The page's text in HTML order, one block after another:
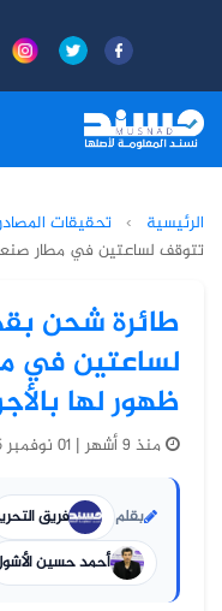
الرئيسية › تحقيقات
تتوقف لساعتين في مطار
لساعتين في
ظهور لها
منذ 9 أشهر | 01 نوفمبر 2025
بقلم فريق
أحمد حسين